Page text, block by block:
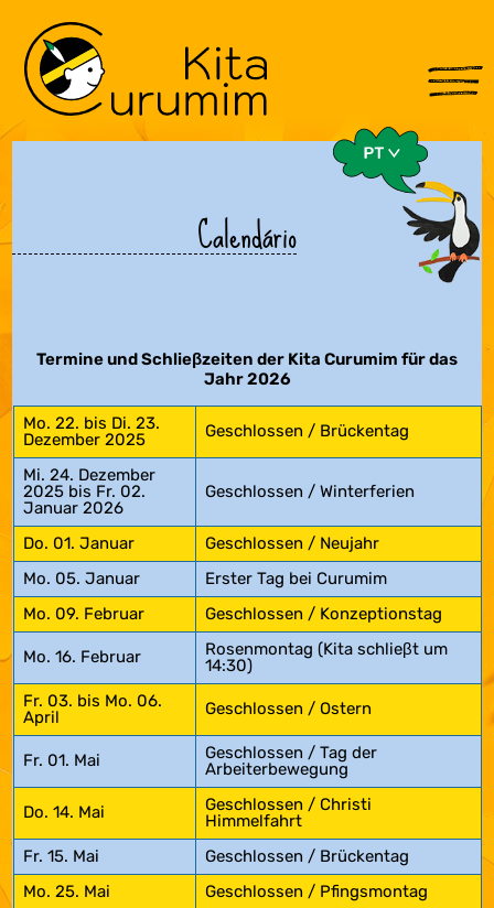
Calendário
Termine und Schlieβzeiten der Kita Curumim für das
Jahr 2026
Mo. 22. bis Di. 23.
Dezember 2025
Geschlossen / Brückentag
Mi. 24. Dezember
2025 bis Fr. 02.
Januar 2026
Geschlossen / Winterferien
Do. 01. Januar
Geschlossen / Neujahr
Mo. 05. Januar
Erster Tag bei Curumim
Mo. 09. Februar
Geschlossen / Konzeptionstag
Mo. 16. Februar
Rosenmontag (Kita schlieβt um
14:30)
Fr. 03. bis Mo. 06.
April
Geschlossen / Ostern
Fr. 01. Mai
Geschlossen / Tag der
Arbeiterbewegung
Do. 14. Mai
Geschlossen / Christi
Himmelfahrt
Fr. 15. Mai
Geschlossen / Brückentag
Mo. 25. Mai
Geschlossen / Pfingsmontag